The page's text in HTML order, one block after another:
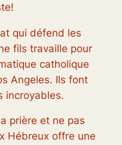
qui défend les
fils travaille pour
catholique
Angeles. Ils font
incroyables.
prière et ne pas
Hébreux offre une